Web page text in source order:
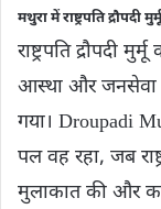
मथुरा में राष्ट्रपति द्रौपदी
राष्ट्रपति द्रौपदी
आस्था और जनसेवा
गया। Droupadi
पल वह रहा, जब
मुलाकात की और